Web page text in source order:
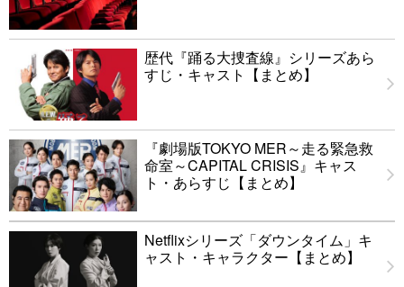
歴代『踊る大捜査線』シリーズあら
すじ・キャスト【まとめ】
『劇場版TOKYO MER～走る緊急救
命室～CAPITAL CRISIS』キャス
ト・あらすじ【まとめ】
Netflixシリーズ「ダウンタイム」キ
ャスト・キャラクター【まとめ】